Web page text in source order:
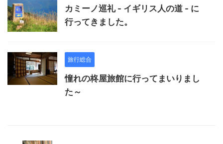
カミーノ巡礼 - イギリス人の道 - に
行ってきました。
旅行総合
憧れの柊屋旅館に行ってまいりまし
た～